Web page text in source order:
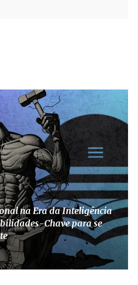
na Era da Inteligência
Chave para se